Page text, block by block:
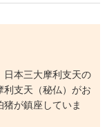
本三大摩利支天の
支天（秘仏）がお
が鎮座していま